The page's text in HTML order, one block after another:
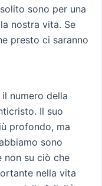
sono per una
nostra vita. Se
presto ci saranno
numero della
Il suo
profondo, ma
sono
non su ciò che
nella vita